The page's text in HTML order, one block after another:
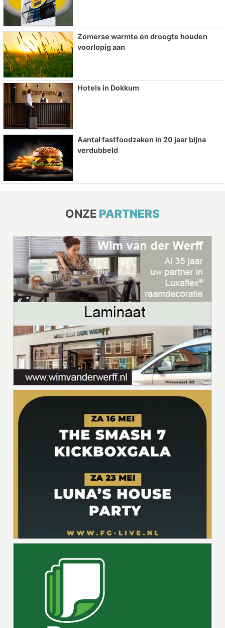
Zomerse warmte en droogte houden
voorlopig aan
Hotels in Dokkum
Aantal fastfoodzaken in 20 jaar bijna
verdubbeld
ONZE PARTNERS